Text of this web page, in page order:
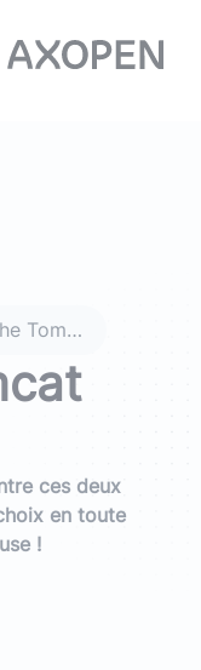
Apache Tomcat vs Java
ces deux
en toute
!